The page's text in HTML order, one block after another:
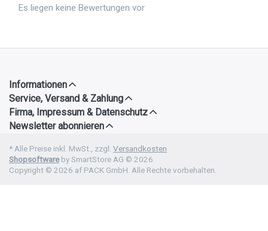
Es liegen keine Bewertungen vor
Informationen
Service, Versand & Zahlung
Firma, Impressum & Datenschutz
Newsletter abonnieren
* Alle Preise inkl. MwSt., zzgl. Versandkosten
Shopsoftwareby SmartStore AG © 2026
Copyright © 2026 af PACK GmbH. Alle Rechte vorbehalten.